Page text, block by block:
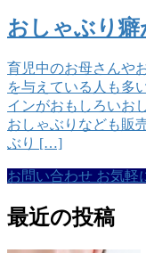
おしゃぶり
育児中のお母さんや
を与えている人も多
インがおもしろいお
おしゃぶりなども販
ぶり […]
お問い合わせ お気軽
最近の投稿